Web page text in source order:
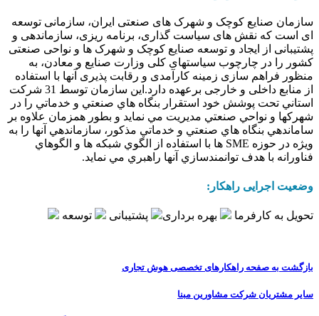
سازمان صنایع کوچک و شهرک های صنعتی ایران، سازمانی توسعه
ای است که نقش های سیاست گذاری، برنامه ریزی، سازماندهی و
پشتیبانی از ایجاد و توسعه صنایع کوچک و شهرک ها و نواحی صنعتی
کشور را در چارچوب سیاستهای کلی وزارت صنایع و معادن، به
منظور فراهم سازی زمینه کارآمدی و رقابت پذیری آنها با استفاده
از منابع داخلی و خارجی برعهده دارد.این سازمان توسط 31 شركت
استاني تحت پوشش خود استقرار بنگاه هاي صنعتي و خدماتي را در
شهركها و نواحي صنعتي مديريت مي نمايد و بطور همزمان علاوه بر
ساماندهي بنگاه هاي صنعتي و خدماتي مذكور، سازماندهي آنها را به
ويژه در حوزه SME ها با استفاده از الگوي شبكه ها و الگوهاي
فناورانه با هدف توانمندسازي آنها راهبري مي نمايد.
وضعیت اجرایی راهکار:
تحویل به کارفرما بهره برداری پشتیبانی توسعه
بازگشت به صفحه راهکارهای تخصصی هوش تجاری
سایر مشتریان شرکت مشاورین مبنا